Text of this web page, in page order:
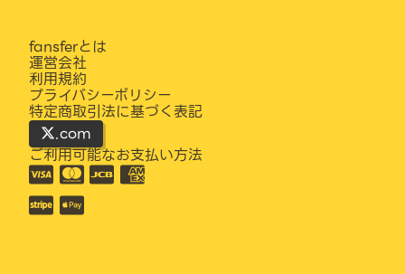
fansferとは
運営会社
利用規約
プライバシーポリシー
特定商取引法に基づく表記
.com
ご利用可能なお支払い方法